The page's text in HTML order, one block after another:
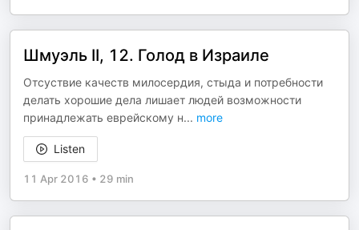
Шмуэль II, 12. Голод в Израиле
Отсуствие качеств милосердия, стыда и потребности
делать хорошие дела лишает людей возможности
принадлежать еврейскому н... more
Listen
11 Apr 2016 • 29 min